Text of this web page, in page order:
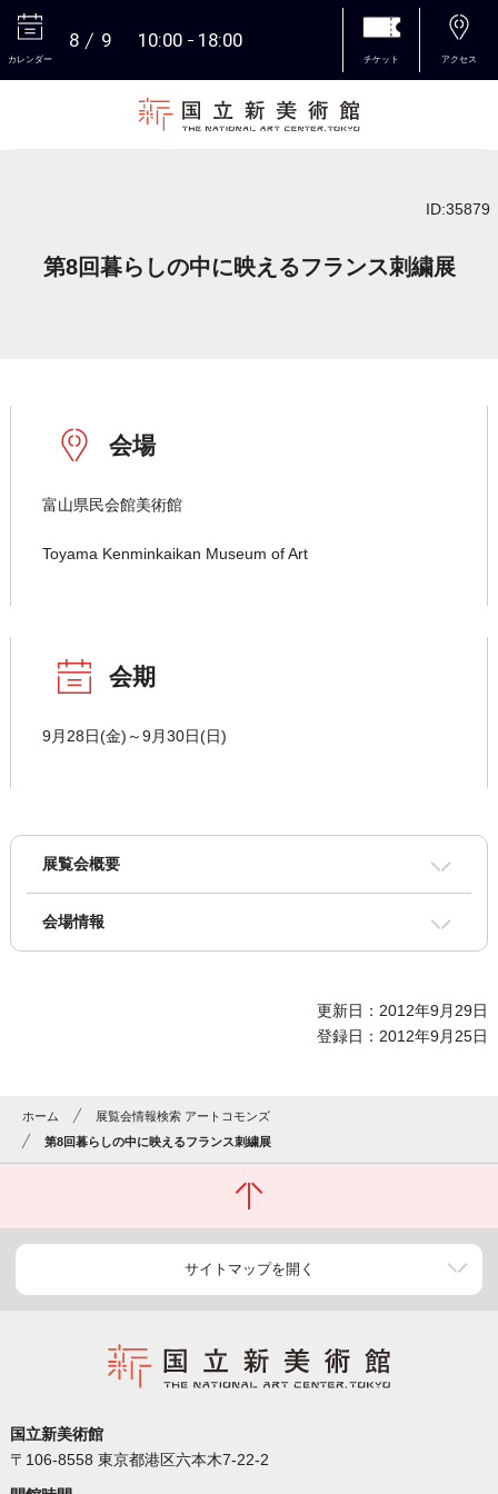
カレンダー
8 9 10:00 18:00
チケット アクセス
ID:35879
第8回暮らしの中に映えるフランス刺繍展
会場
富山県民会館美術館
Toyama Kenminkaikan Museum of Art
会期
9月28日(金)～9月30日(日)
展覧会概要
会場情報
更新日：2012年9月29日
登録日：2012年9月25日
ホーム
展覧会情報検索 アートコモンズ
第8回暮らしの中に映えるフランス刺繍展
サイトマップを開く
国立新美術館
〒106-8558 東京都港区六本木7-22-2